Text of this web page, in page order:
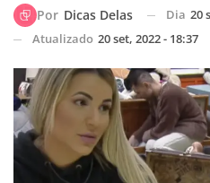
Por Dicas Delas Dia 20
Atualizado 20 set, 2022 - 18:37